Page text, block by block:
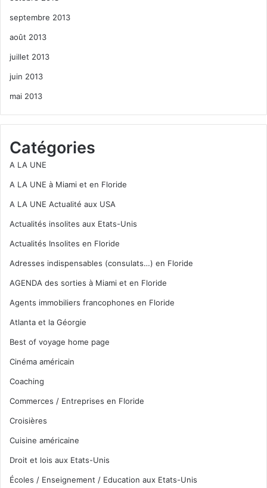
septembre 2013
août 2013
juillet 2013
juin 2013
mai 2013
Catégories
A LA UNE
A LA UNE à Miami et en Floride
A LA UNE Actualité aux USA
Actualités insolites aux Etats-Unis
Actualités Insolites en Floride
Adresses indispensables (consulats…) en Floride
AGENDA des sorties à Miami et en Floride
Agents immobiliers francophones en Floride
Atlanta et la Géorgie
Best of voyage home page
Cinéma américain
Coaching
Commerces / Entreprises en Floride
Croisières
Cuisine américaine
Droit et lois aux Etats-Unis
Écoles / Enseignement / Education aux Etats-Unis